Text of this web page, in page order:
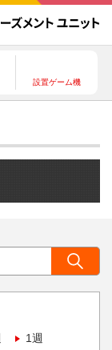
設置ゲーム機
1週